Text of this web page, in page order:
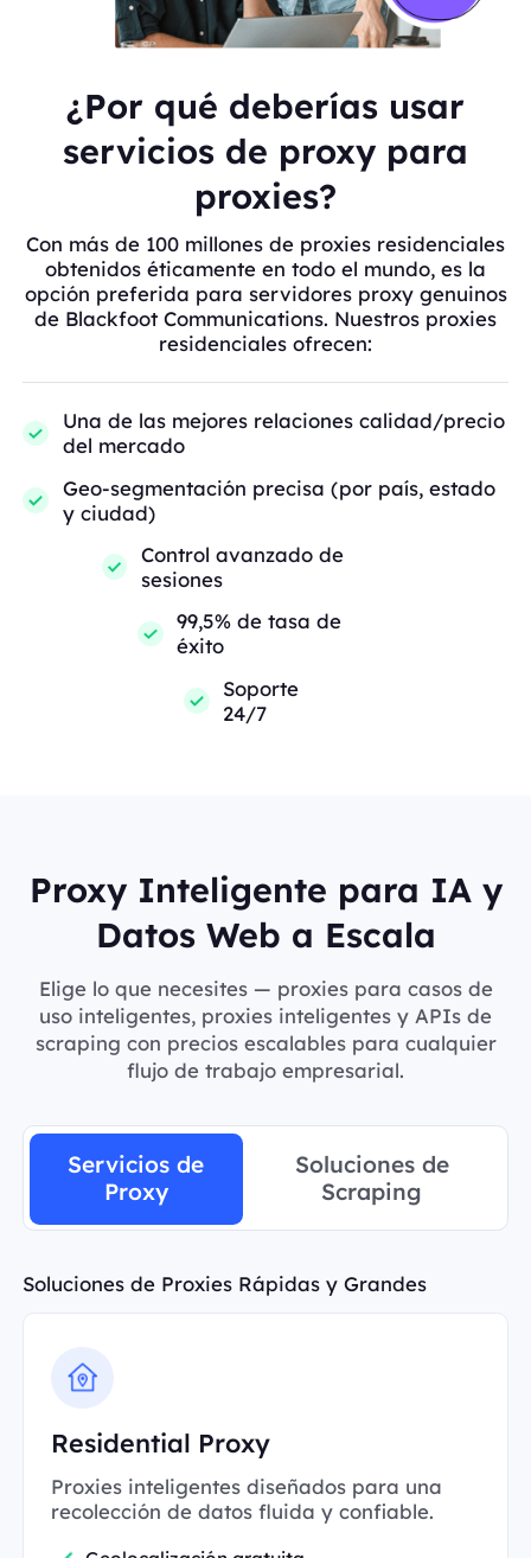
¿Por qué deberías usar
servicios de proxy para
proxies?
Con más de 100 millones de proxies residenciales
obtenidos éticamente en todo el mundo, es la
opción preferida para servidores proxy genuinos
de Blackfoot Communications. Nuestros proxies
residenciales ofrecen:
Una de las mejores relaciones calidad/precio
del mercado
Geo-segmentación precisa (por país, estado
y ciudad)
Control avanzado de
sesiones
99,5% de tasa de
éxito
Soporte
24/7
Proxy Inteligente para IA y
Datos Web a Escala
Elige lo que necesites — proxies para casos de
uso inteligentes, proxies inteligentes y APIs de
scraping con precios escalables para cualquier
flujo de trabajo empresarial.
Servicios de
Proxy
Soluciones de
Scraping
Soluciones de Proxies Rápidas y Grandes
Residential Proxy
Proxies inteligentes diseñados para una
recolección de datos fluida y confiable.